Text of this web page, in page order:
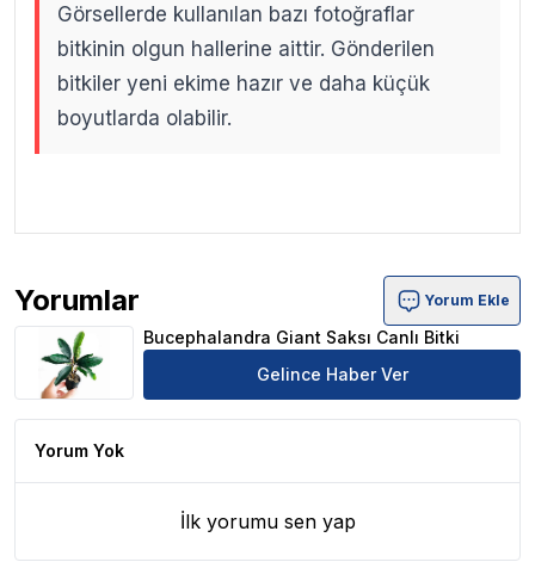
Görsellerde kullanılan bazı fotoğraflar
bitkinin olgun hallerine aittir. Gönderilen
bitkiler yeni ekime hazır ve daha küçük
boyutlarda olabilir.
Yorumlar
Bucephalandra Giant Saksı Canlı Bitki Ürün Yorumları
Yorum Ekle
Bucephalandra Giant Saksı Canlı Bitki
Gelince Haber Ver
Yorum Yok
İlk yorumu sen yap